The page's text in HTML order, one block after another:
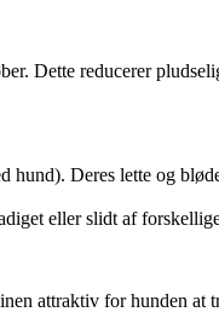
Dette reducerer
Deres lette og
eller slidt af
attraktiv for hunden